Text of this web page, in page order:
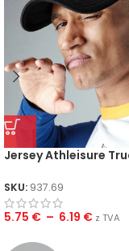
Jersey Athleisure
SKU: 937.69
5.75 € – 6.19 € z TVA